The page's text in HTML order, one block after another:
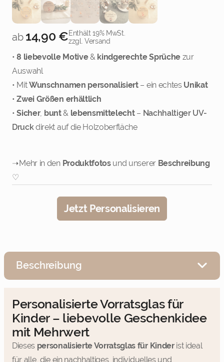
ab 14,90 €Enthält 19% MwSt.
zzgl. Versand
•8 liebevolle Motive& kindgerechte Sprüchezur
Auswahl
• MitWunschnamen personalisiert– ein echtes Unikat
•Zwei Größen erhältlich
•Sicher, bunt& lebensmittelecht– Nachhaltiger UV-
Druckdirekt auf die Holzoberfläche
➝ Mehr in den Produktfotosund unserer Beschreibung
♡
Jetzt Personalisieren
Beschreibung
Personalisierte Vorratsglas für
Kinder – liebevolle Geschenkidee
mit Mehrwert
Dieses personalisierte Vorratsglas für Kinderist ideal
für alle, die ein nachhaltiges, individuelles und
5
7